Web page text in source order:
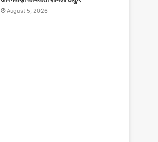
August 5, 2026